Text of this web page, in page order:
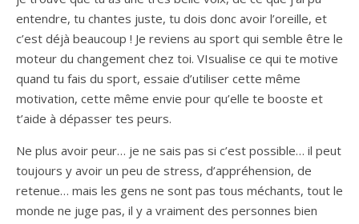
entendre, tu chantes juste, tu dois donc avoir l’oreille, et
c’est déjà beaucoup ! Je reviens au sport qui semble être le
moteur du changement chez toi. VIsualise ce qui te motive
quand tu fais du sport, essaie d’utiliser cette même
motivation, cette même envie pour qu’elle te booste et
t’aide à dépasser tes peurs.
Ne plus avoir peur… je ne sais pas si c’est possible… il peut
toujours y avoir un peu de stress, d’appréhension, de
retenue… mais les gens ne sont pas tous méchants, tout le
monde ne juge pas, il y a vraiment des personnes bien